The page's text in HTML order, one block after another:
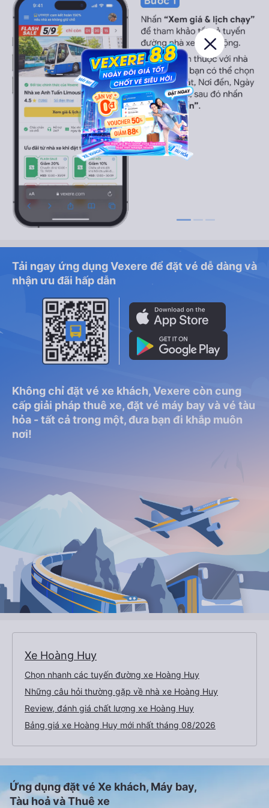
Tải ngay ứng dụng Vexere để đặt vé dễ dàng và
nhận ưu đãi hấp dẫn
Không chỉ đặt vé xe khách, Vexere còn cung
cấp giải pháp thuê xe, đặt vé máy bay và vé tàu
hỏa - tất cả trong một, đưa bạn đi khắp muôn
nơi!
Xe Hoàng Huy
Chọn nhanh các tuyến đường xe Hoàng Huy
Những câu hỏi thường gặp về nhà xe Hoàng Huy
Review, đánh giá chất lượng xe Hoàng Huy
Bảng giá xe Hoàng Huy mới nhất tháng 08/2026
Ứng dụng đặt vé Xe khách, Máy bay,
Tàu hoả và Thuê xe